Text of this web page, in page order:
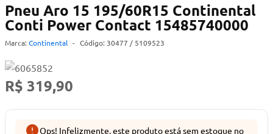
Pneu Aro 15 195/60R15 Continental
Conti Power Contact 15485740000
Marca: Continental - Código: 30477 / 5109523
R$ 319,90
Ops! Infelizmente, este produto está sem estoque no